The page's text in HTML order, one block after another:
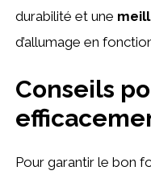
durabilité et une
d’allumage en
Conseils
Pour garantir le bon